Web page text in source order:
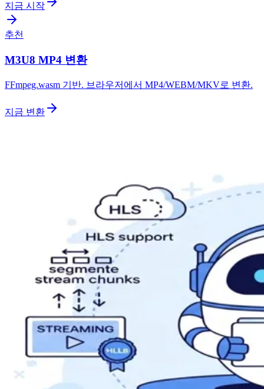
지금 시작
추천
M3U8 MP4 변환
FFmpeg.wasm 기반. 브라우저에서 MP4/WEBM/MKV로 변환.
지금 변환